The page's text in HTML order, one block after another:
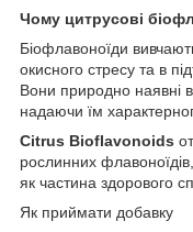
Чому цитрусові
Біофлавоноїди
окисного стресу та в
Вони природно наявні
надаючи їм
Citrus Bioflavonoids
рослинних
як частина здорового
Як приймати добавку